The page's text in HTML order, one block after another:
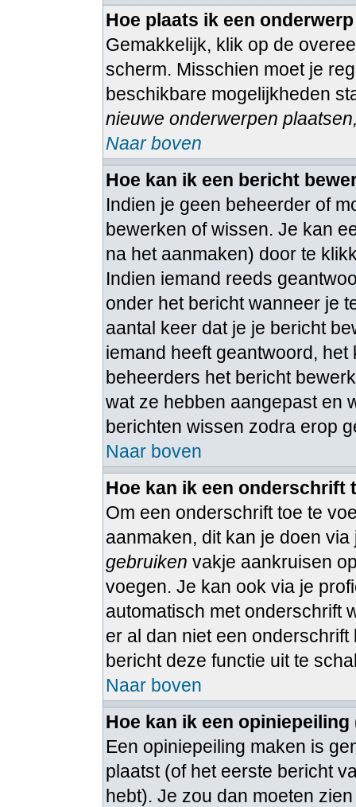
Hoe plaats ik een
Gemakkelijk, klik op de
scherm. Misschien moet je
beschikbare mogelijkheden
nieuwe onderwerpen
Naar boven
Hoe kan ik een bericht
Indien je geen beheerder of
bewerken of wissen. Je kan
na het aanmaken) door te
Indien iemand reeds
onder het bericht wanneer je
aantal keer dat je je bericht
iemand heeft geantwoord,
beheerders het bericht
wat ze hebben aangepast en
berichten wissen zodra erop
Naar boven
Hoe kan ik een onderschrift
Om een onderschrift toe te
aanmaken, dit kan je doen
gebruiken vakje aankruisen
voegen. Je kan ook via je
automatisch met onderschrift
er al dan niet een
bericht deze functie uit te
Naar boven
Hoe kan ik een
Een opiniepeiling maken is
plaatst (of het eerste bericht
hebt). Je zou dan moeten